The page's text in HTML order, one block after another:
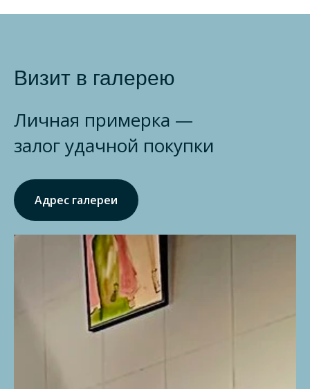
Визит в галерею
Личная примерка —
залог удачной покупки
Адрес галереи